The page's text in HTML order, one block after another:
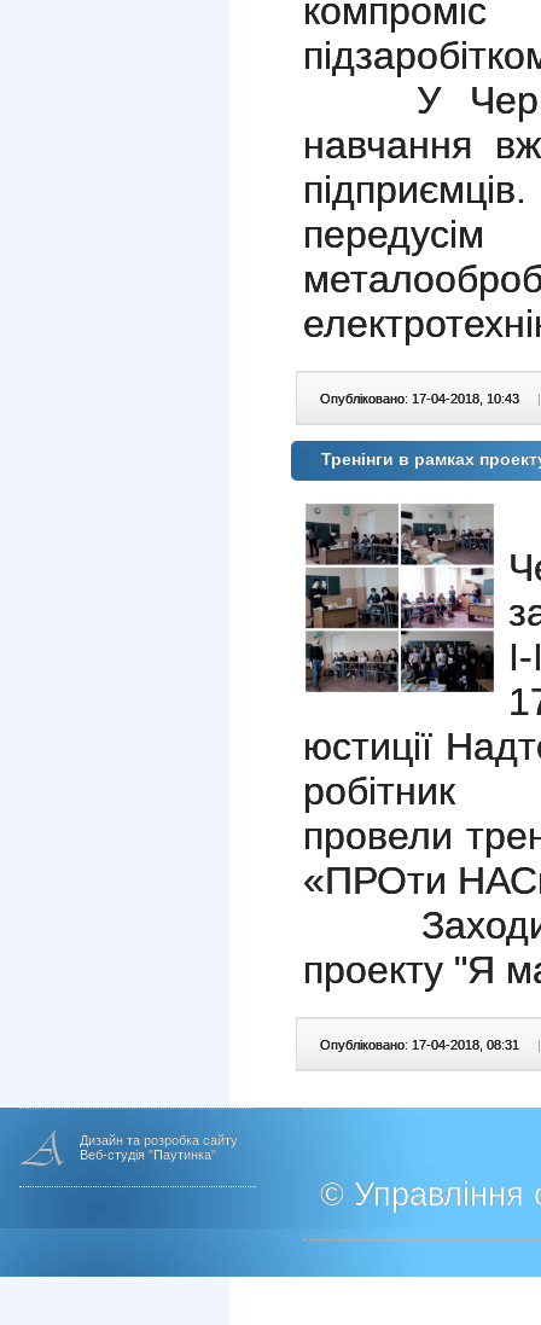
У
навчання
Опубліковано: 17-04-2018, 10:43 |
Тренінги в рамках
юстиції
провели
«ПРОти
Заходи
проекту "Я
Опубліковано: 17-04-2018, 08:31 |
Дизайн та розробка сайту
Веб-студія "Паутинка"
© Управління